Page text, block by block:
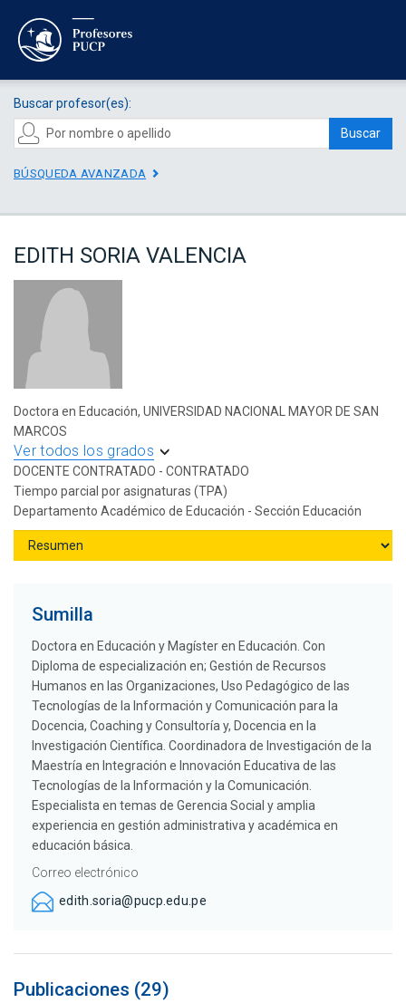
Buscar profesor(es):
Buscar
BÚSQUEDA AVANZADA
EDITH SORIA VALENCIA
Doctora en Educación, UNIVERSIDAD NACIONAL MAYOR DE SAN
MARCOS
Ver todos los grados
DOCENTE CONTRATADO - CONTRATADO
Tiempo parcial por asignaturas (TPA)
Departamento Académico de Educación - Sección Educación
Sumilla
Doctora en Educación y Magíster en Educación. Con
Diploma de especialización en; Gestión de Recursos
Humanos en las Organizaciones, Uso Pedagógico de las
Tecnologías de la Información y Comunicación para la
Docencia, Coaching y Consultoría y, Docencia en la
Investigación Científica. Coordinadora de Investigación de la
Maestría en Integración e Innovación Educativa de las
Tecnologías de la Información y la Comunicación.
Especialista en temas de Gerencia Social y amplia
experiencia en gestión administrativa y académica en
educación básica.
Correo electrónico
edith.soria@pucp.edu.pe
Publicaciones (29)